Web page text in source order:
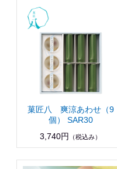
菓匠八 爽涼あわせ（9
個） SAR30
3,740円
（税込み）